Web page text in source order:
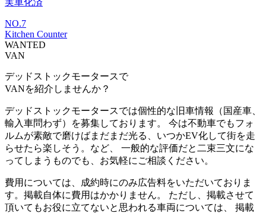
NO.7
Kitchen Counter
WANTED
VAN
デッドストックモータースで
VANを紹介しませんか？
デッドストックモータースでは個性的な旧車情報（国産車、
輸入車問わず）を募集しております。 今は不動車でもフォ
ルムが素敵で磨けばまだまだ光る、いつかEV化して街を走
らせたら楽しそう。など、 一般的な評価だと二束三文にな
ってしまうものでも、お気軽にご相談ください。
費用については、成約時にのみ広告料をいただいておりま
す。掲載自体に費用はかかりません。 ただし、掲載させて
頂いてもお役に立てないと思われる車両については、 掲載